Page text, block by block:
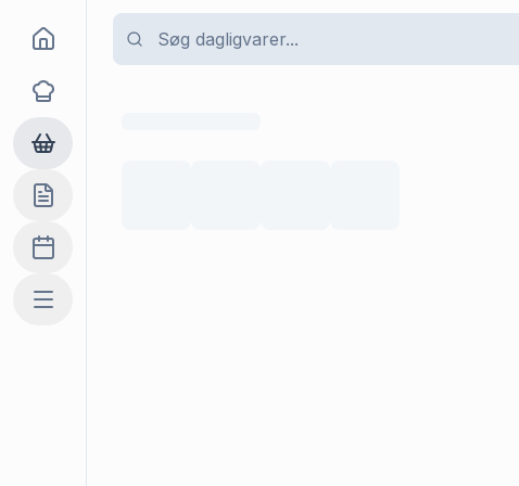
Goma
Opskrifter
Dagligvarer
Indkøbslisten
Madplan
Mere